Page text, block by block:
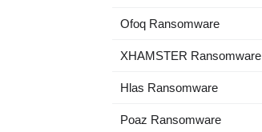
Ofoq Ransomware
XHAMSTER Ransomware
Hlas Ransomware
Poaz Ransomware